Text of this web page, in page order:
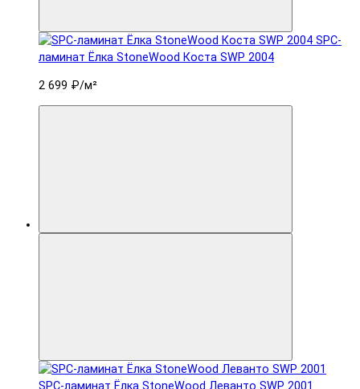
SPC-
ламинат Ëлка StoneWood Коста SWP 2004
2 699 ₽/м²